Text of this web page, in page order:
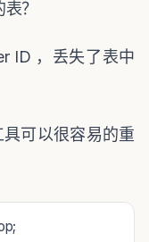
？
ID ，丢失了表中
可以很容易的重